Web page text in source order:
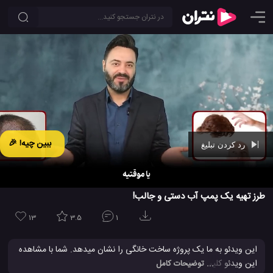
ببین چیه! 🎉 رد کردن تبلیغ
طرز تهیه یک پمپ آب دستی و جالب!
13 3.5 1
این ویدئو به ما یک پروژه ساخت خانگی را نشان میدهد. شما با مشاهده
این ویدئو کلیپ می توانید بانحوه ساخت... توضیحات کامل